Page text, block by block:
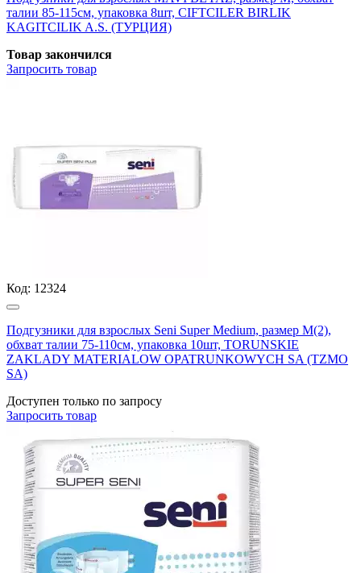
талии 85-115см, упаковка 8шт, CIFTCILER BIRLIK
KAGITCILIK A.S. (ТУРЦИЯ)
Товар закончился
Запросить товар
Код: 12324
Подгузники для взрослых Seni Super Medium, размер М(2),
обхват талии 75-110см, упаковка 10шт, TORUNSKIE
ZAKLADY MATERIALOW OPATRUNKOWYCH SA (TZMO
SA)
Доступен только по запросу
Запросить товар